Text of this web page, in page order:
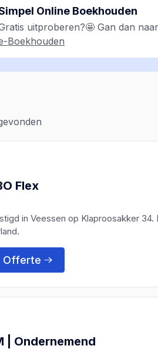
Online Boekhouden
uitproberen?🤩 Gan dan naar
Boekhouden
Flex
in Veessen op Klaproosakker
Offerte
| Ondernemend